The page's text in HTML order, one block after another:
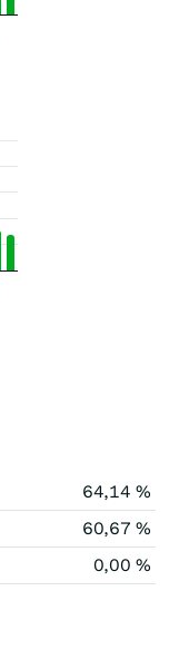
64,14 %
60,67 %
0,00 %